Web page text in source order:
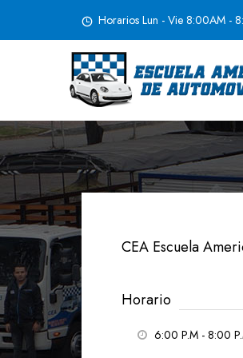
Horarios Lun - Vie 8:00AM -
ADAPTACION
Marzo 26, 2021
CEA Escuela
Horario
6:00 P.M - 8:00